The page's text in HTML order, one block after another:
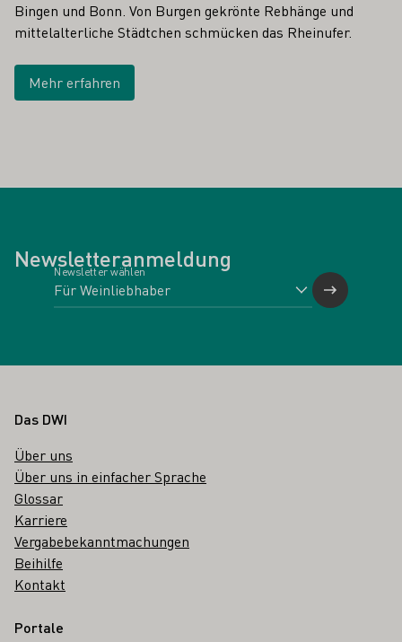
Bingen und Bonn. Von Burgen gekrönte Rebhänge und
mittelalterliche Städtchen schmücken das Rheinufer.
Mehr erfahren
Newsletteranmeldung
Newsletter wählen
Fußbereich
Das DWI
Über uns
Über uns in einfacher Sprache
Glossar
Karriere
Vergabebekanntmachungen
Beihilfe
Kontakt
Portale